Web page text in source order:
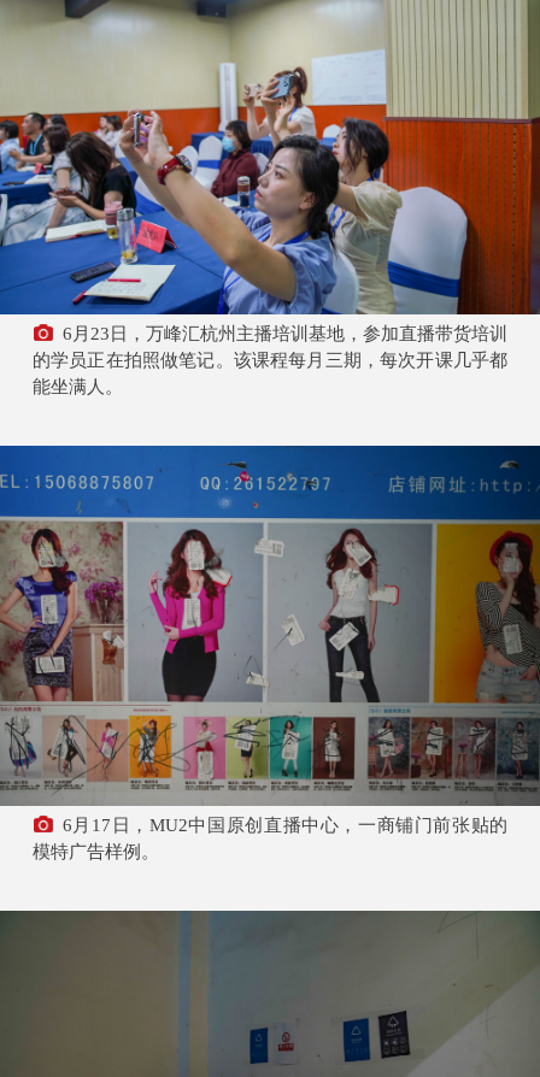
6月23日，万峰汇杭州主播培训基地，参加直播带货培训
的学员正在拍照做笔记。该课程每月三期，每次开课几乎都
能坐满人。
6月17日，MU2中国原创直播中心，一商铺门前张贴的
模特广告样例。